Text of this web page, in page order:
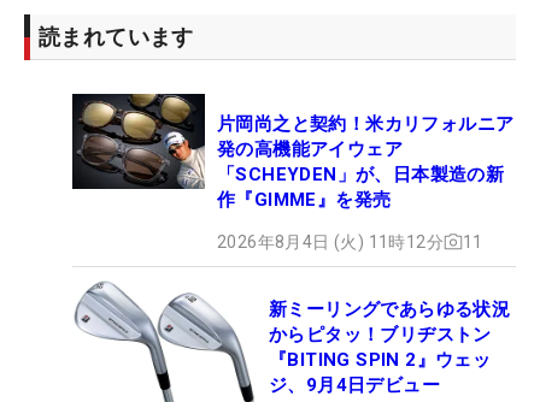
読まれています
片岡尚之と契約！米カリフォルニア
発の高機能アイウェア
「SCHEYDEN」が、日本製造の新
作『GIMME』を発売
2026年8月4日 (火) 11時12分 11
新ミーリングであらゆる状況
からピタッ！ブリヂストン
『BITING SPIN 2』ウェッ
ジ、9月4日デビュー